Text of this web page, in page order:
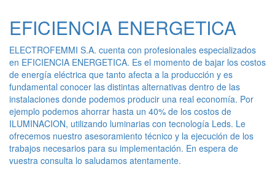
EFICIENCIA ENERGETICA
ELECTROFEMMI S.A. cuenta con profesionales especializados
en EFICIENCIA ENERGETICA. Es el momento de bajar los costos
de energía eléctrica que tanto afecta a la producción y es
fundamental conocer las distintas alternativas dentro de las
instalaciones donde podemos producir una real economía. Por
ejemplo podemos ahorrar hasta un 40% de los costos de
ILUMINACION, utilizando luminarias con tecnología Leds. Le
ofrecemos nuestro asesoramiento técnico y la ejecución de los
trabajos necesarios para su implementación. En espera de
vuestra consulta lo saludamos atentamente.